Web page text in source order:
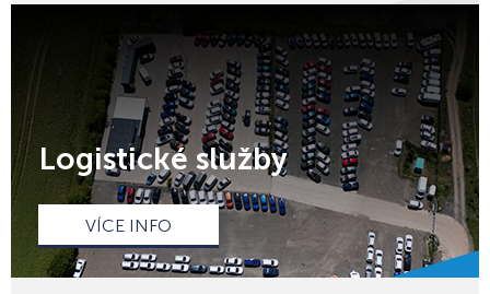
Logistické služby
VÍCE INFO